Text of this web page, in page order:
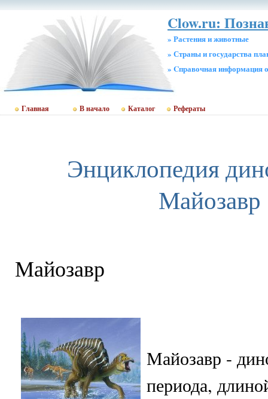
Clow.ru:
» Растения и животные
» Страны и государства
» Cправочная информация
Главная В начало Каталог Рефераты
Энциклопедия
Майозавр
Майозавр
Майозавр -
периода,